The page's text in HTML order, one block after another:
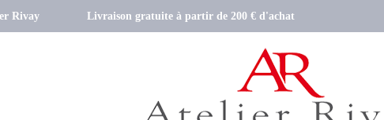
Rivay Livraison gratuite à partir de 200 € d'achat